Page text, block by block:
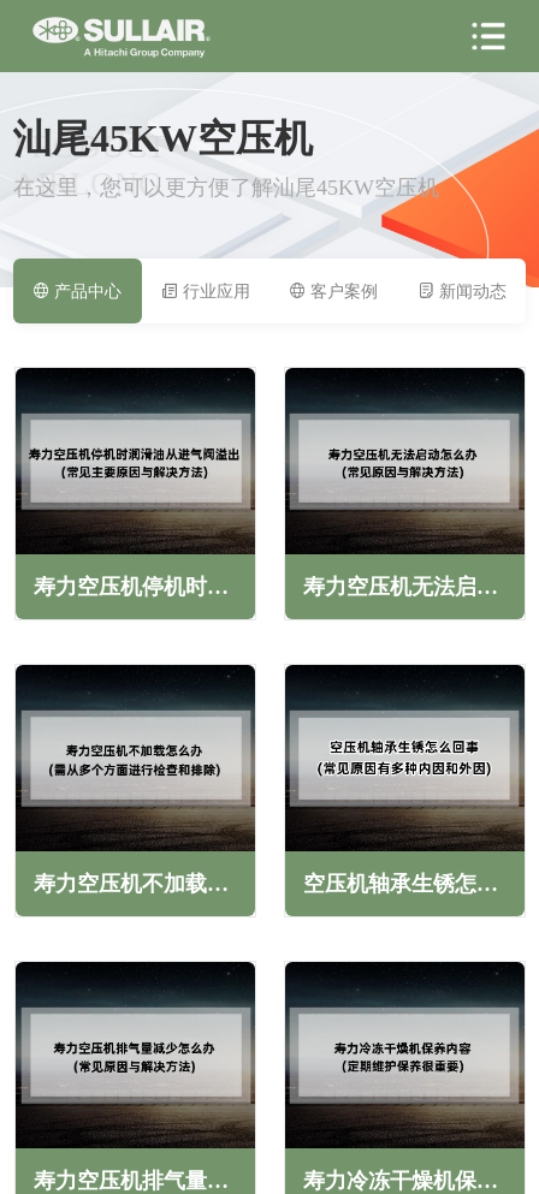
PRODUCT
AIRLONG
汕尾45KW空压机
在这里，您可以更方便了解汕尾45KW空压机
产品中心 行业应用 客户案例 新闻动态
寿力空压机停机时润滑油从进气阀溢出(常见主要原因与解决方法) 寿力空压机无法启动怎么办(常见原因与解决方法)
寿力空压机不加载怎么办(需从多个方面进行检查和排除) 空压机轴承生锈怎么回事(常见原因有多种内因和外因)
寿力空压机排气量减少怎么办(常见原因与解决方法) 寿力冷冻干燥机保养内容(定期维护保养很重要)